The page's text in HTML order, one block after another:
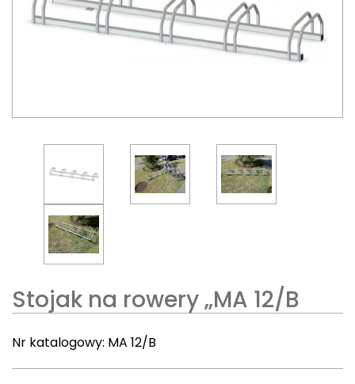
Stojak na rowery „MA 12/B
Nr katalogowy: MA 12/B